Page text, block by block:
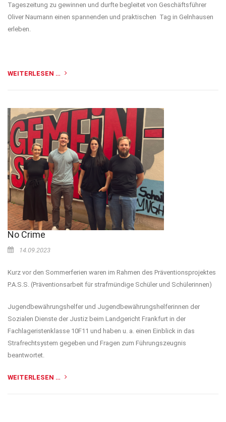
Tageszeitung zu gewinnen und durfte begleitet von Geschäftsführer
Oliver Naumann einen spannenden und praktischen Tag in Gelnhausen
erleben.
WEITERLESEN …
No Crime
14.09.2023
Kurz vor den Sommerferien waren im Rahmen des Präventionsprojektes
P.A.S.S. (Präventionsarbeit für strafmündige Schüler und Schülerinnen)
Jugendbewährungshelfer und Jugendbewährungshelferinnen der
Sozialen Dienste der Justiz beim Landgericht Frankfurt in der
Fachlageristenklasse 10F11 und haben u. a. einen Einblick in das
Strafrechtsystem gegeben und Fragen zum Führungszeugnis
beantwortet.
WEITERLESEN …